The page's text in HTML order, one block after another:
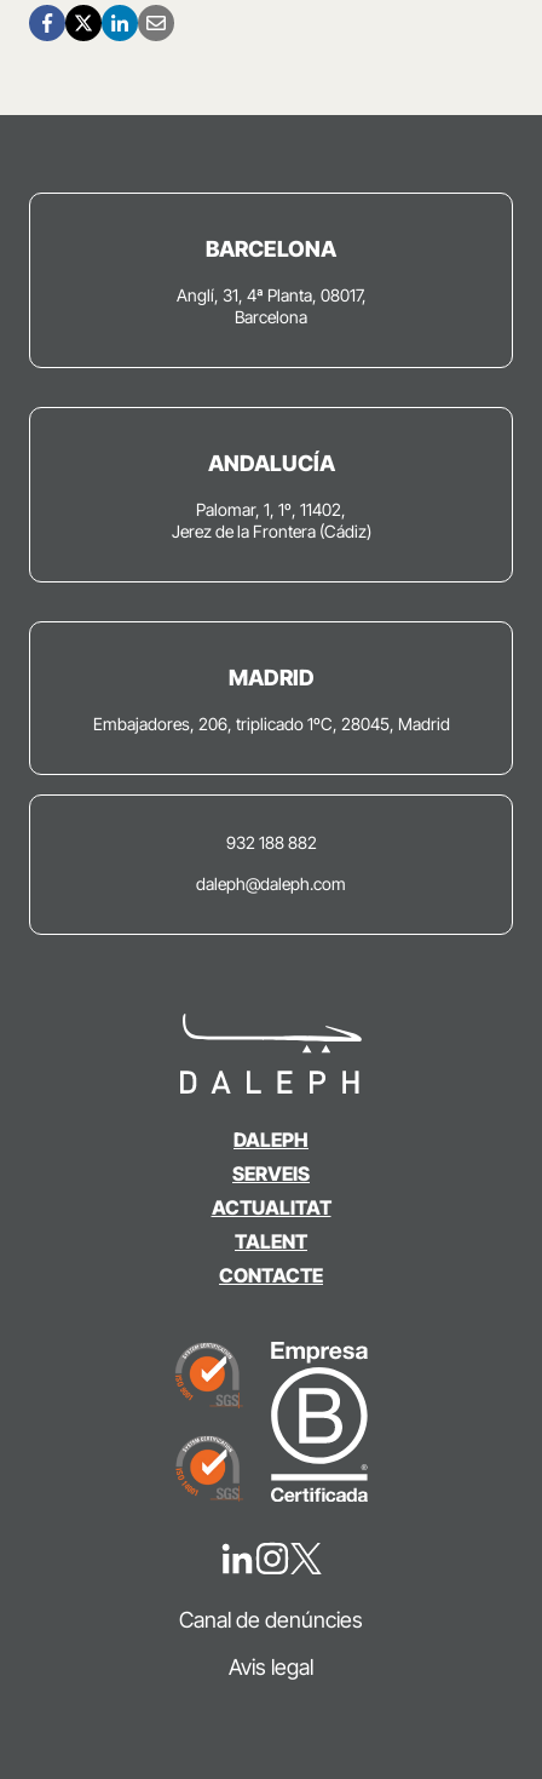
DALEPH
SERVEIS
ACTUALITAT
TALENT
CONTACTE
BARCELONA
Anglí, 31, 4ª Planta, 08017,
Barcelona
ANDALUCÍA
Palomar, 1, 1º, 11402,
Jerez de la Frontera (Cádiz)
MADRID
Embajadores, 206, triplicado 1ºC, 28045, Madrid
932 188 882
daleph@daleph.com
Canal de denúncies
Avis legal